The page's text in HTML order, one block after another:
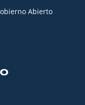
Abierto